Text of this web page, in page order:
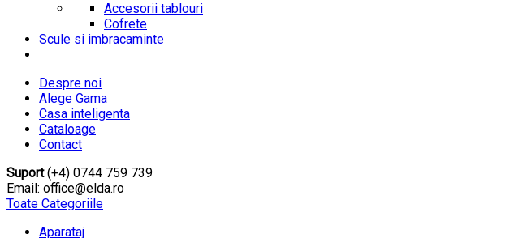
Accesorii tablouri
Cofrete
Scule si imbracaminte
Despre noi
Alege Gama
Casa inteligenta
Cataloage
Contact
Suport(+4) 0744 759 739
Email: office@elda.ro
Toate Categoriile
Aparataj